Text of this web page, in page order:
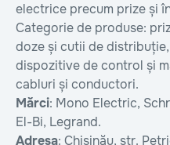
electrice precum prize și
Categorie de produse:
doze și cutii de
dispozitive de control și
cabluri și conductori.
Mărci: Mono Electric,
El-Bi, Legrand.
Adresa: Chișinău, str.